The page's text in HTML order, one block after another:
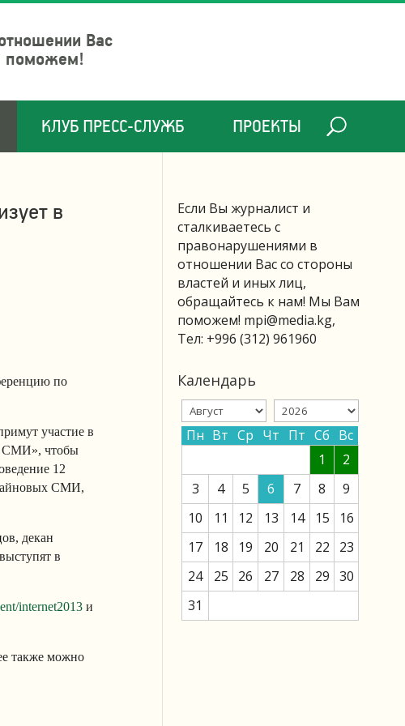
Вас
поможем!
КЛУБ ПРЕСС-СЛУЖБ ПРОЕКТЫ
в
по
участие в
СМИ», чтобы
12
СМИ,
декан
в
internet2013 и
также можно
Если Вы журналист и
сталкиваетесь с
правонарушениями в
отношении Вас со стороны
властей и иных лиц,
обращайтесь к нам! Мы Вам
поможем! mpi@media.kg,
Тел: +996 (312) 961960
Календарь
Пн Вт Ср Чт Пт Сб Вс
1
2
3
4 5 6 7 8
9
10
11 12 13 14 15
16
17
18 19 20 21 22
23
24
25 26 27 28 29 30
31